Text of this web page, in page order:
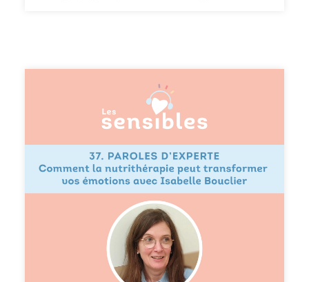
contre-attaque et fuite qui ne font qu'augmenter
l'intensité du conflit afin de vous aider à les repérer et à
les éviter. Je vous donne également les clés pour mieux
communiquer en cas de désaccords entre vous et les
attitudes à éviter pour garder l'harmonie dans son
croissance et de compréhension. En adoptant des
stratégies constructives et en évitant les
comportements destructeurs, vous pouvez renforcer
cet épisode ! --- Suivez moi sur instagram :
@dubonheurenbarres Recevez du bonheur en barres
dans votre boîte mail:
https://www.dubonheurenbarres.com